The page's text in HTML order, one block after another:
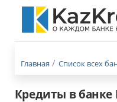
Меню
Главная Список всех
Кредиты в банке